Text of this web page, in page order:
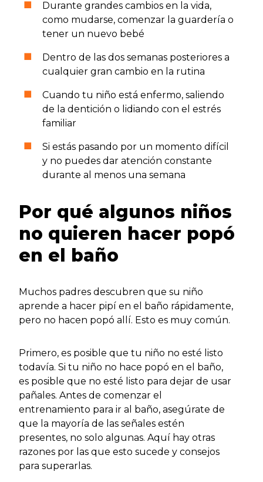
Durante grandes cambios en la vida,
como mudarse, comenzar la guardería o
tener un nuevo bebé
Dentro de las dos semanas posteriores a
cualquier gran cambio en la rutina
Cuando tu niño está enfermo, saliendo
de la dentición o lidiando con el estrés
familiar
Si estás pasando por un momento difícil
y no puedes dar atención constante
durante al menos una semana
Por qué algunos niños
no quieren hacer popó
en el baño
Muchos padres descubren que su niño
aprende a hacer pipí en el baño rápidamente,
pero no hacen popó allí. Esto es muy común.
Primero, es posible que tu niño no esté listo
todavía. Si tu niño no hace popó en el baño,
es posible que no esté listo para dejar de usar
pañales. Antes de comenzar el
entrenamiento para ir al baño, asegúrate de
que la mayoría de las señales estén
presentes, no solo algunas. Aquí hay otras
razones por las que esto sucede y consejos
para superarlas.